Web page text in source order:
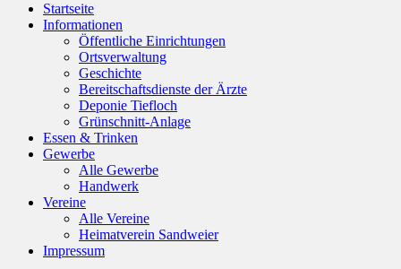
Startseite
Informationen
Öffentliche Einrichtungen
Ortsverwaltung
Geschichte
Bereitschaftsdienste der Ärzte
Deponie Tiefloch
Grünschnitt-Anlage
Essen & Trinken
Gewerbe
Alle Gewerbe
Handwerk
Vereine
Alle Vereine
Heimatverein Sandweier
Impressum